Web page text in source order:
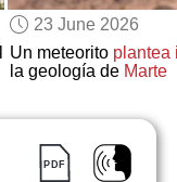
23 June 2026
Un meteorito plantea
la geología de Marte